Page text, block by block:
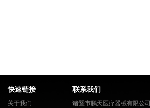
快速链接
关于我们
联系我们
诸暨市鹏天医疗器械有限公司